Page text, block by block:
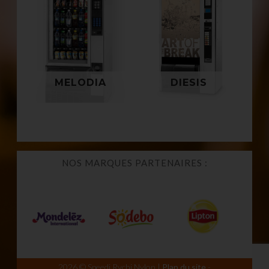
MELODIA
Avec ses dimensions
réduites, le modèle
Melodia offre
toujours une large
gamme de produits
distribués.
DIESIS
Diesis est la solution
la plus novatrice et
complète aujourd’hui
disponible pour la
distribution de
boissons froides en
boîtes et bouteilles.
NOS MARQUES PARTENAIRES :